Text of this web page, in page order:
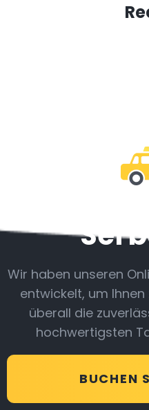
Sei
Wir haben unseren
entwickelt, um
überall die
hochwertigsten
BUCHEN